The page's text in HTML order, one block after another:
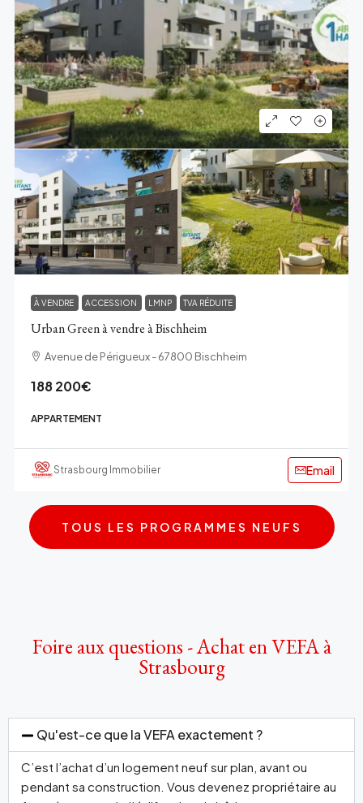
À VENDRE ACCESSION LMNP TVA RÉDUITE
Urban Green à vendre à Bischheim
Avenue de Périgueux - 67800 Bischheim
188 200€
APPARTEMENT
Strasbourg Immobilier Email
TOUS LES PROGRAMMES NEUFS
Foire aux questions - Achat en VEFA à
Strasbourg
Qu'est-ce que la VEFA exactement ?
C’est l’achat d’un logement neuf sur plan, avant ou
pendant sa construction. Vous devenez propriétaire au